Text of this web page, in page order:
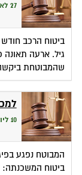
27 לאוקטובר 2005
ביטוח הרכב
גיל. ארעה תאונה
שהמבוטחת
10 ליולי 2013
המבוטח נפגע
ביטוח המשכנתה: